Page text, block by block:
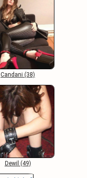
Candani (38)
Dewil (49)